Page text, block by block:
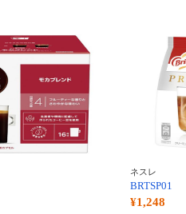
ネスレ
BRTSP01
¥1,248